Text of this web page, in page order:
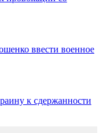
ввести военное
к сдержанности